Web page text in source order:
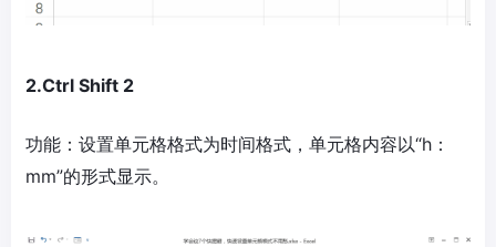
2.Ctrl Shift 2
功能：设置单元格格式为时间格式，单元格内容以“h：
mm”的形式显示。